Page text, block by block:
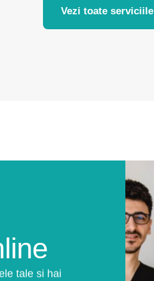
Vezi toate serviciile
tale si hai